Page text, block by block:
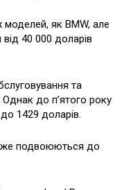
моделей, як BMW, але
40 000 доларів
та
до п’ятого року
1429 доларів.
подвоюються до